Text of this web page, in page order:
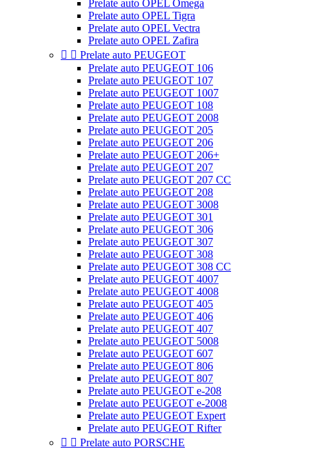
Prelate auto OPEL Omega
Prelate auto OPEL Tigra
Prelate auto OPEL Vectra
Prelate auto OPEL Zafira
  Prelate auto PEUGEOT
Prelate auto PEUGEOT 106
Prelate auto PEUGEOT 107
Prelate auto PEUGEOT 1007
Prelate auto PEUGEOT 108
Prelate auto PEUGEOT 2008
Prelate auto PEUGEOT 205
Prelate auto PEUGEOT 206
Prelate auto PEUGEOT 206+
Prelate auto PEUGEOT 207
Prelate auto PEUGEOT 207 CC
Prelate auto PEUGEOT 208
Prelate auto PEUGEOT 3008
Prelate auto PEUGEOT 301
Prelate auto PEUGEOT 306
Prelate auto PEUGEOT 307
Prelate auto PEUGEOT 308
Prelate auto PEUGEOT 308 CC
Prelate auto PEUGEOT 4007
Prelate auto PEUGEOT 4008
Prelate auto PEUGEOT 405
Prelate auto PEUGEOT 406
Prelate auto PEUGEOT 407
Prelate auto PEUGEOT 5008
Prelate auto PEUGEOT 607
Prelate auto PEUGEOT 806
Prelate auto PEUGEOT 807
Prelate auto PEUGEOT e-208
Prelate auto PEUGEOT e-2008
Prelate auto PEUGEOT Expert
Prelate auto PEUGEOT Rifter
  Prelate auto PORSCHE